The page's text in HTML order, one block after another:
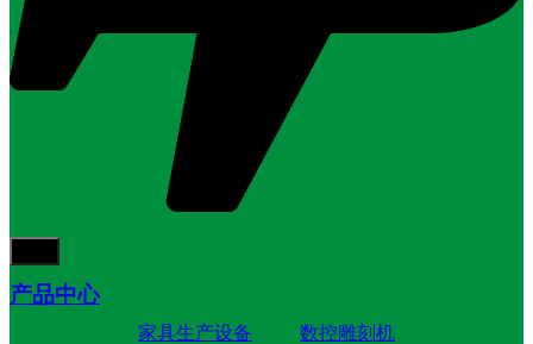
产品中心
家具生产设备 数控雕刻机